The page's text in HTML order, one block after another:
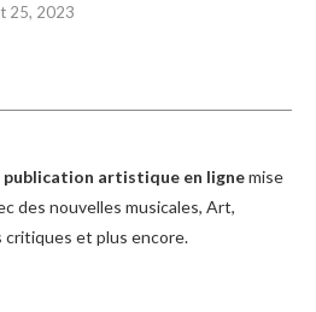
25, 2023
publication artistique en lignemise
des nouvelles musicales, Art,
et plus encore.